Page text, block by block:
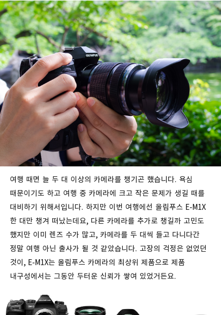
여행 때면 늘 두 대 이상의 카메라를 챙기곤 했습니다. 욕심
때문이기도 하고 여행 중 카메라에 크고 작은 문제가 생길 때를
대비하기 위해서입니다. 하지만 이번 여행에선 올림푸스 E-M1X
한 대만 챙겨 떠났는데요, 다른 카메라를 추가로 챙길까 고민도
했지만 이미 렌즈 수가 많고, 카메라를 두 대씩 들고 다니다간
정말 여행 아닌 출사가 될 것 같았습니다. 고장의 걱정은 없었던
것이, E-M1X는 올림푸스 카메라의 최상위 제품으로 제품
내구성에서는 그동안 두터운 신뢰가 쌓여 있었거든요.